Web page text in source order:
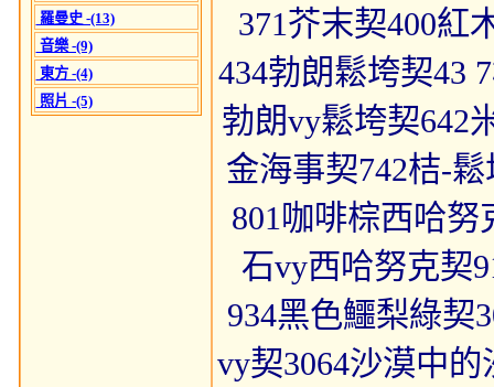
羅曼史 -(13)
音樂 -(9)
東方 -(4)
照片 -(5)
371芥末契400紅
434勃朗鬆垮契43
勃朗vy鬆垮契642
金海事契742桔-
801咖啡棕西哈努
石vy西哈努克契
934黑色鱷梨綠契
vy契3064沙漠中